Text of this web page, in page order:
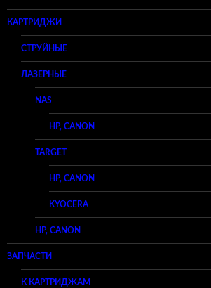
КАРТРИДЖИ
СТРУЙНЫЕ
ЛАЗЕРНЫЕ
NAS
HP, CANON
TARGET
HP, CANON
KYOCERA
HP, CANON
ЗАПЧАСТИ
К КАРТРИДЖАМ